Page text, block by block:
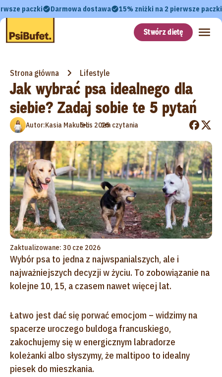
paczki Darmowa dostawa 15% zniżki na 2 pierwsze paczki
Stwórz dietę
Strona główna Lifestyle
Jak wybrać psa idealnego dla
siebie? Zadaj sobie te 5 pytań
Autor:Kasia Makulec
•
5 lis 2025
•
1m czytania
Zaktualizowane: 30 cze 2026
Wybór psa to jedna z najwspanialszych, ale i
najważniejszych decyzji w życiu. To zobowiązanie na
kolejne 10, 15, a czasem nawet więcej lat.
Łatwo jest dać się porwać emocjom – widzimy na
spacerze uroczego buldoga francuskiego,
zakochujemy się w energicznym labradorze
koleżanki albo słyszymy, że maltipoo to idealny
piesek do mieszkania.